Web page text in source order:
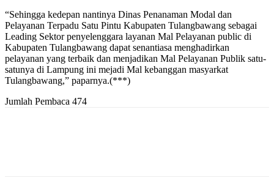
“Sehingga kedepan nantinya Dinas Penanaman Modal dan
Pelayanan Terpadu Satu Pintu Kabupaten Tulangbawang sebagai
Leading Sektor penyelenggara layanan Mal Pelayanan public di
Kabupaten Tulangbawang dapat senantiasa menghadirkan
pelayanan yang terbaik dan menjadikan Mal Pelayanan Publik satu-
satunya di Lampung ini mejadi Mal kebanggan masyarkat
Tulangbawang,” paparnya.(***)
Jumlah Pembaca 474